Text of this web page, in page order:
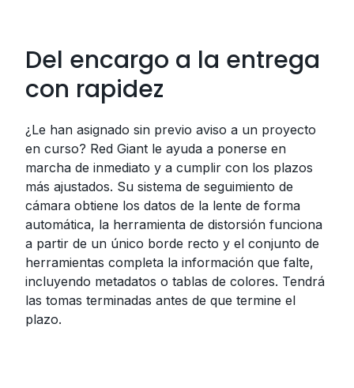
Del encargo a la entrega
con rapidez
¿Le han asignado sin previo aviso a un proyecto
en curso? Red Giant le ayuda a ponerse en
marcha de inmediato y a cumplir con los plazos
más ajustados. Su sistema de seguimiento de
cámara obtiene los datos de la lente de forma
automática, la herramienta de distorsión funciona
a partir de un único borde recto y el conjunto de
herramientas completa la información que falte,
incluyendo metadatos o tablas de colores. Tendrá
las tomas terminadas antes de que termine el
plazo.